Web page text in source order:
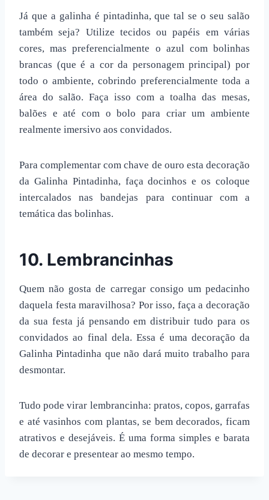
Já que a galinha é pintadinha, que tal se o seu salão
também seja? Utilize tecidos ou papéis em várias
cores, mas preferencialmente o azul com bolinhas
brancas (que é a cor da personagem principal) por
todo o ambiente, cobrindo preferencialmente toda a
área do salão. Faça isso com a toalha das mesas,
balões e até com o bolo para criar um ambiente
realmente imersivo aos convidados.
Para complementar com chave de ouro esta decoração
da Galinha Pintadinha, faça docinhos e os coloque
intercalados nas bandejas para continuar com a
temática das bolinhas.
10. Lembrancinhas
Quem não gosta de carregar consigo um pedacinho
daquela festa maravilhosa? Por isso, faça a decoração
da sua festa já pensando em distribuir tudo para os
convidados ao final dela. Essa é uma decoração da
Galinha Pintadinha que não dará muito trabalho para
desmontar.
Tudo pode virar lembrancinha: pratos, copos, garrafas
e até vasinhos com plantas, se bem decorados, ficam
atrativos e desejáveis. É uma forma simples e barata
de decorar e presentear ao mesmo tempo.